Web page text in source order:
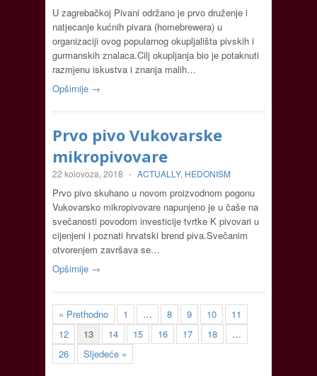
U zagrebačkoj Pivani održano je prvo druženje i
natjecanje kućnih pivara (homebrewera) u
organizaciji ovog popularnog okupljališta pivskih i
gurmanskih znalaca.Cilj okupljanja bio je potaknuti
razmjenu iskustva i znanja malih…
Opširnije →
Prvo pivo Vukovarske
mikropivovare
22 kolovoza, 2018 - ACTUALLY, HEDONISM
Prvo pivo skuhano u novom proizvodnom pogonu
Vukovarsko mikropivovare napunjeno je u čaše na
svečanosti povodom investicije tvrtke K pivovari u
cijenjeni i poznati hrvatski brend piva.Svečanim
otvorenjem završava se…
Opširnije →
« Prethodno 1 … 8 9 10
11
12
13 14 15 16 17 18
…
26
Sljedeće »